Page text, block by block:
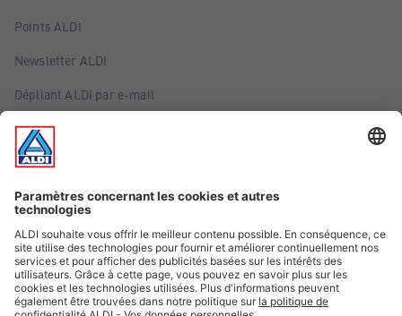
Points ALDI
Newsletter ALDI
Dépliant ALDI par e-mail
Offres
Infos essentielles
Suivez ALDI Belgique